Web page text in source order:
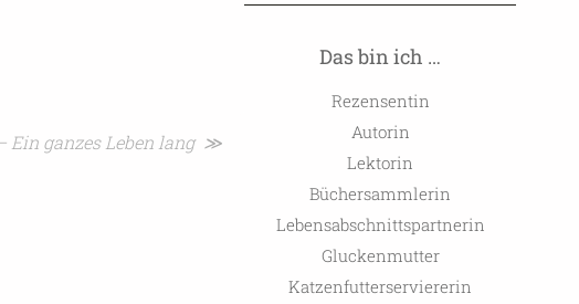
Ein ganzes Leben lang ≫
Das bin ich …
Rezensentin
Autorin
Lektorin
Büchersammlerin
Lebensabschnittspartnerin
Gluckenmutter
Katzenfutterserviererin